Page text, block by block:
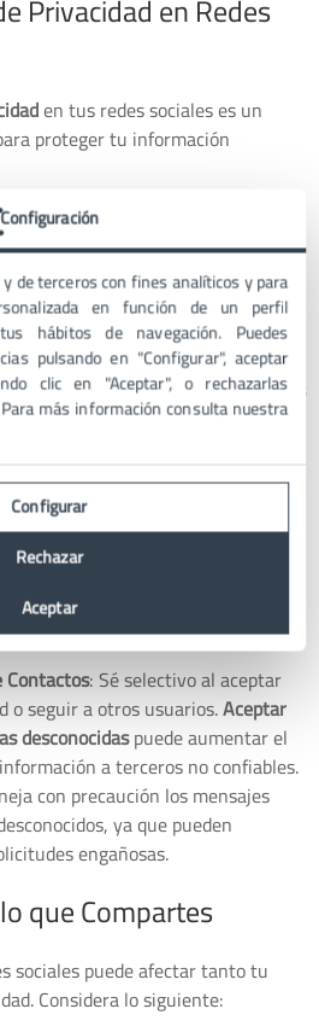
Privacidad en Redes
en tus redes sociales es un
proteger tu información
cómo gestionar estas
efectiva:
: Las plataformas de
regularmente sus políticas y
Es importante revisar estas
para asegurarte de quetus
se mantengan al día y reflejen
de Publicaciones: Ajusta quién
Puedes configurar la mayoría
limitar el acceso solo a tus
, evitando así que el público general
medida es crucial para controlar
tu información de ojos no
Contactos: Sé selectivo al aceptar
o seguir a otros usuarios.Aceptar
desconocidaspuede aumentar el
a terceros no confiables.
con precaución los mensajes
ya que pueden
engañosas.
que Compartes
sociales puede afectar tanto tu
Considera lo siguiente:
Configuración
de terceros con fines analíticos y para
en función de un perfil
hábitos de navegación. Puedes
pulsando en "Configurar", aceptar
clic en "Aceptar", o rechazarlas
más información consulta nuestra
Configurar
Rechazar
Aceptar